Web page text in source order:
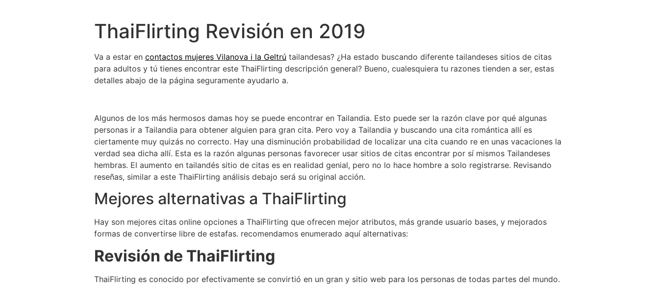
ThaiFlirting Revisión en 2019
Va a estar en contactos mujeres Vilanova i la Geltrú tailandesas? ¿Ha estado buscando diferente tailandeses sitios de citas
para adultos y tú tienes encontrar este ThaiFlirting descripción general? Bueno, cualesquiera tu razones tienden a ser, estas
detalles abajo de la página seguramente ayudarlo a.
Algunos de los más hermosos damas hoy se puede encontrar en Tailandia. Esto puede ser la razón clave por qué algunas
personas ir a Tailandia para obtener alguien para gran cita. Pero voy a Tailandia y buscando una cita romántica allí es
ciertamente muy quizás no correcto. Hay una disminución probabilidad de localizar una cita cuando re en unas vacaciones la
verdad sea dicha allí. Esta es la razón algunas personas favorecer usar sitios de citas encontrar por sí mismos Tailandeses
hembras. El aumento en tailandés sitio de citas es en realidad genial, pero no lo hace hombre a solo registrarse. Revisando
reseñas, similar a este ThaiFlirting análisis debajo será su original acción.
Mejores alternativas a ThaiFlirting
Hay son mejores citas online opciones a ThaiFlirting que ofrecen mejor atributos, más grande usuario bases, y mejorados
formas de convertirse libre de estafas. recomendamos enumerado aquí alternativas:
Revisión de ThaiFlirting
ThaiFlirting es conocido por efectivamente se convirtió en un gran y sitio web para los personas de todas partes del mundo.